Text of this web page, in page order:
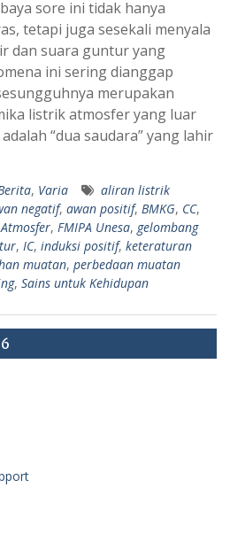
sore ini tidak hanya
tetapi juga sesekali menyala
dan suara guntur yang
ini sering dianggap
merupakan
listrik atmosfer yang luar
“dua saudara” yang lahir
, Varia
aliran listrik
negatif, awan positif, BMKG, CC,
, FMIPA Unesa, gelombang
, IC, induksi positif, keteraturan
muatan, perbedaan muatan
, Sains untuk Kehidupan